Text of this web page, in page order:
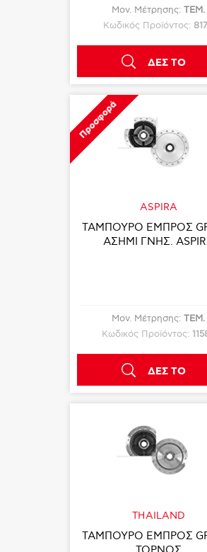
Μον. Μέτρησης: ΤΕΜ.
Κωδικός Προϊόντος:
ΔΕΣ ΤΟ
Προσφορά
ASPIRA
ΤΑΜΠΟΥΡΟ ΕΜΠΡΟΣ
ΑΣΗΜΙ ΓΝΗΣ.
Μον. Μέτρησης: ΤΕΜ.
Κωδικός Προϊόντος:
ΔΕΣ ΤΟ
THAILAND
ΤΑΜΠΟΥΡΟ ΕΜΠΡΟΣ